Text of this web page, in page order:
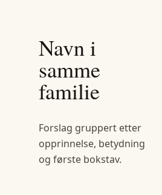
Navn i
samme
familie
Forslag gruppert etter
opprinnelse, betydning
og første bokstav.